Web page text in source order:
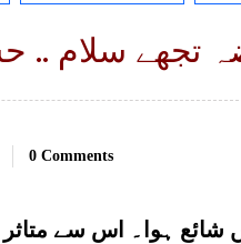
تجھے سلام ..
0 Comments
شائع ہوا۔ اس سے